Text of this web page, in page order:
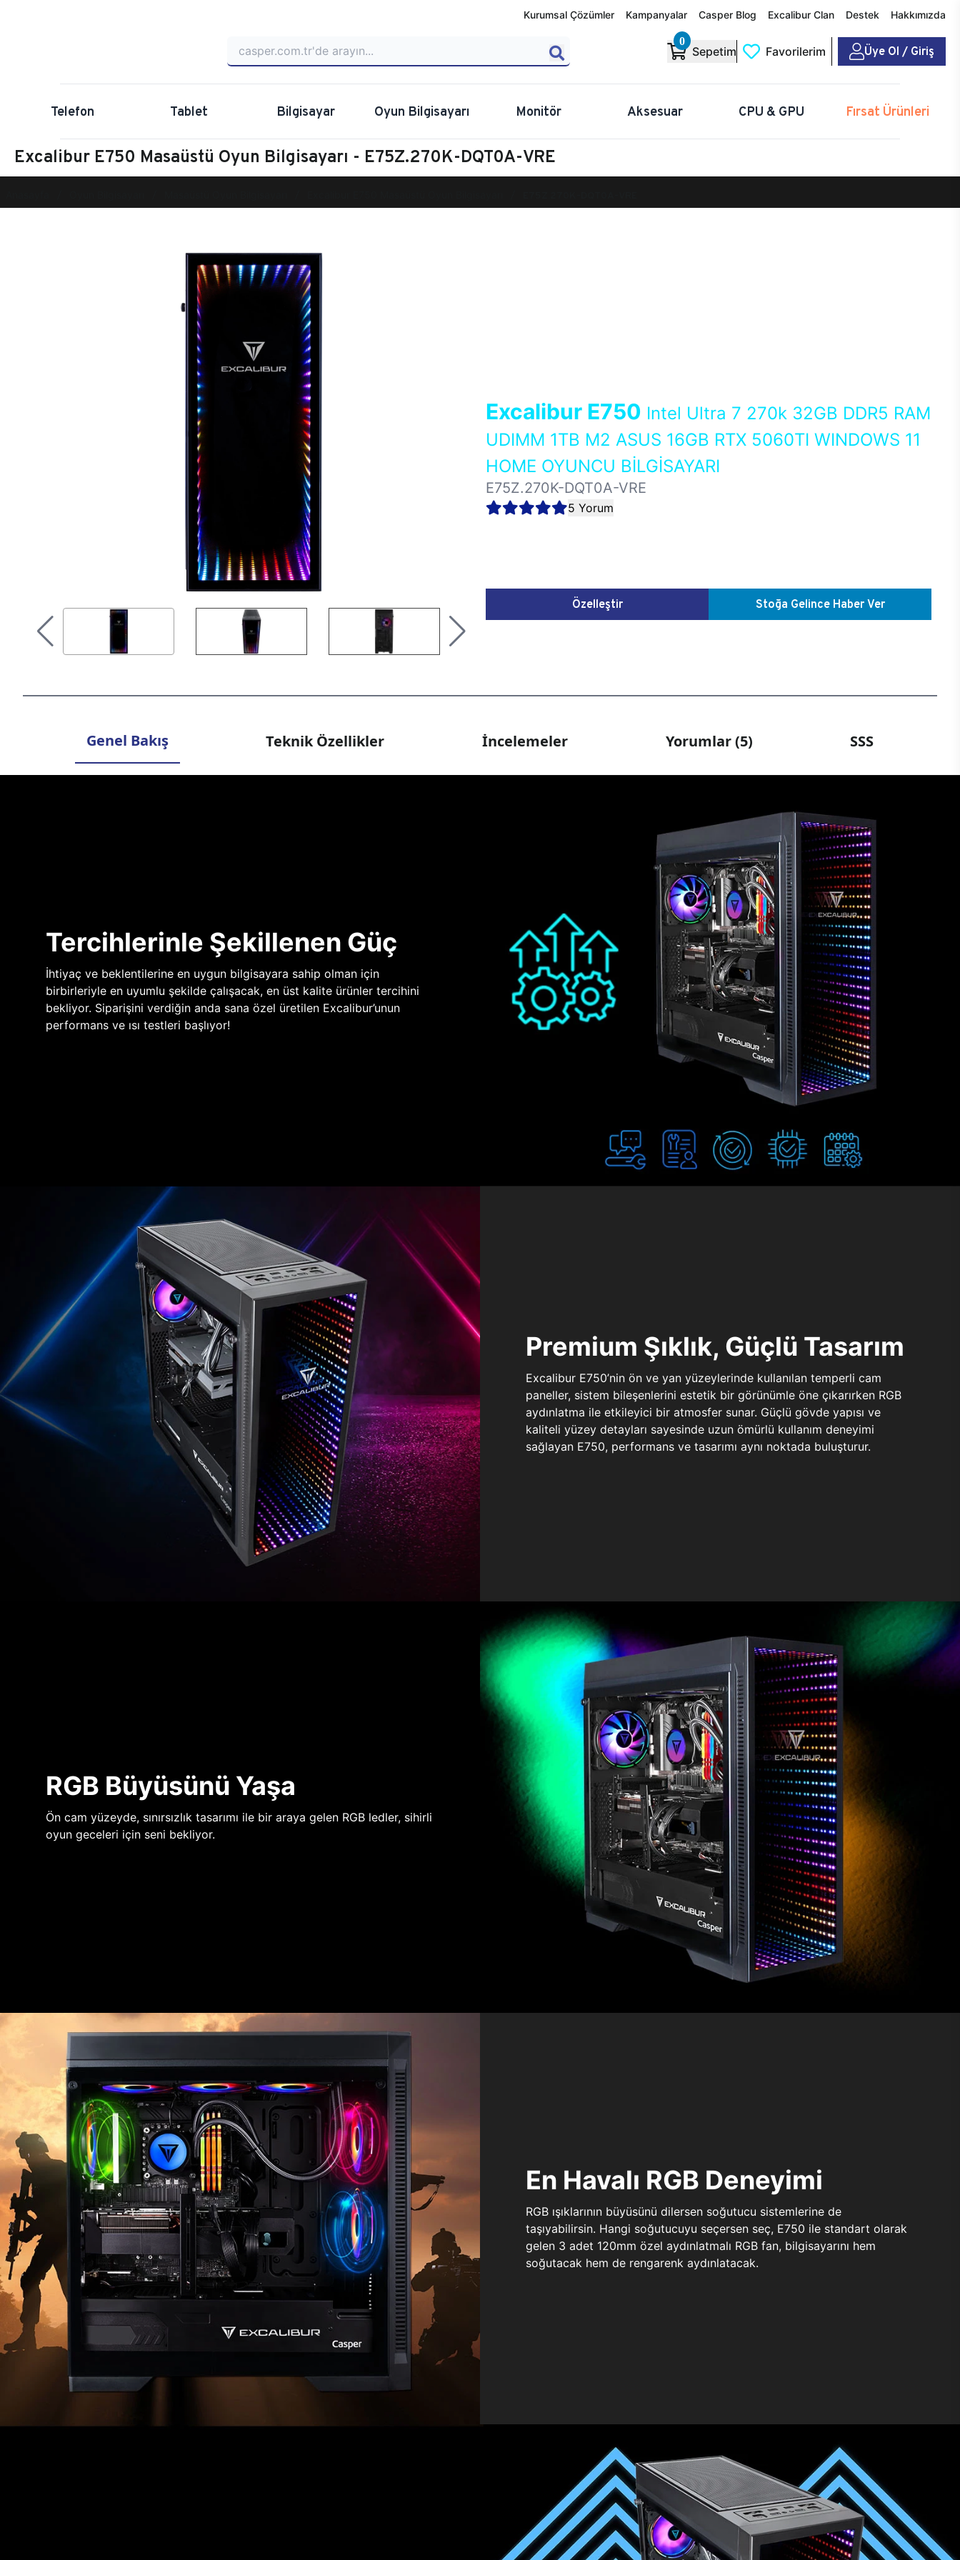
Kurumsal Çözümler Kampanyalar Casper Blog Excalibur Clan Destek Hakkımızda
0
Sepetim Favorilerim Üye Ol / Giriş
Telefon Tablet Bilgisayar Oyun Bilgisayarı Monitör Aksesuar CPU & GPU Fırsat Ürünleri
Excalibur E750 Masaüstü Oyun Bilgisayarı - E75Z.270K-DQT0A-VRE
Excalibur E750 Intel Ultra 7 270k 32GB DDR5 RAM
UDIMM 1TB M2 ASUS 16GB RTX 5060TI WINDOWS 11
HOME OYUNCU BİLGİSAYARI
E75Z.270K-DQT0A-VRE
5 Yorum
Özelleştir Stoğa Gelince Haber Ver
Genel Bakış Teknik Özellikler İncelemeler Yorumlar (5) SSS
Tercihlerinle Şekillenen Güç
İhtiyaç ve beklentilerine en uygun bilgisayara sahip olman için
birbirleriyle en uyumlu şekilde çalışacak, en üst kalite ürünler tercihini
bekliyor. Siparişini verdiğin anda sana özel üretilen Excalibur’unun
performans ve ısı testleri başlıyor!
Premium Şıklık, Güçlü Tasarım
Excalibur E750’nin ön ve yan yüzeylerinde kullanılan temperli cam
paneller, sistem bileşenlerini estetik bir görünümle öne çıkarırken RGB
aydınlatma ile etkileyici bir atmosfer sunar. Güçlü gövde yapısı ve
kaliteli yüzey detayları sayesinde uzun ömürlü kullanım deneyimi
sağlayan E750, performans ve tasarımı aynı noktada buluşturur.
RGB Büyüsünü Yaşa
Ön cam yüzeyde, sınırsızlık tasarımı ile bir araya gelen RGB ledler, sihirli
oyun geceleri için seni bekliyor.
En Havalı RGB Deneyimi
RGB ışıklarının büyüsünü dilersen soğutucu sistemlerine de
taşıyabilirsin. Hangi soğutucuyu seçersen seç, E750 ile standart olarak
gelen 3 adet 120mm özel aydınlatmalı RGB fan, bilgisayarını hem
soğutacak hem de rengarenk aydınlatacak.